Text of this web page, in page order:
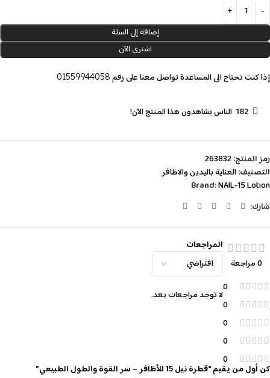
إضافة إلى السلة
اشتري الآن
إذا كنت تحتاج الى المساعدة تواصل معنا على رقم 01559944058
182 الناس يشاهدون هذا المنتج الآن!
رمز المنتج:263832
التصنيف:العناية باليدين والاظافر
Brand:NAIL-15 Lotion
شارك:
0 مراجعة
0
0
0
0
0
المراجعات
لا توجد مراجعات بعد.
كن أول من يقيم “قطرة نيل 15 للأظافر – سر القوة والطول الطبيعي”